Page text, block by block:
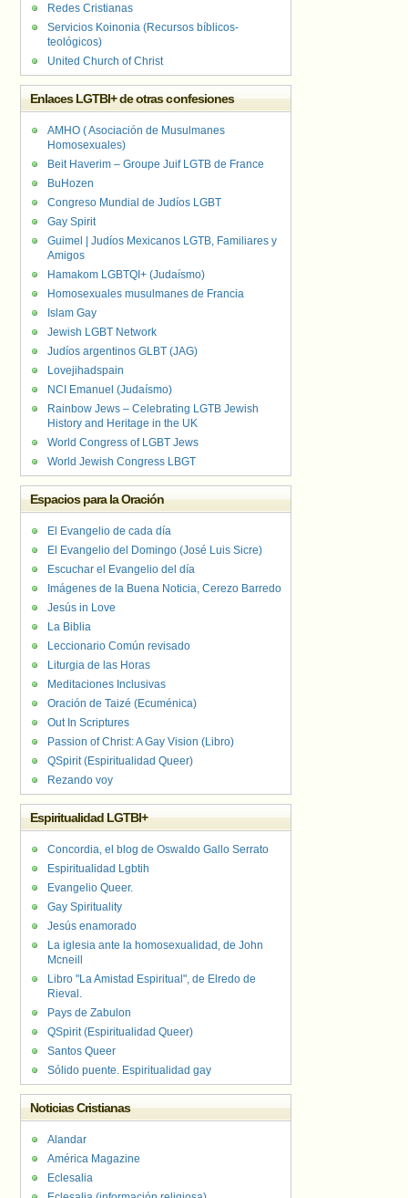
Redes Cristianas
Servicios Koinonia (Recursos bíblicos-
teológicos)
United Church of Christ
Enlaces LGTBI+ de otras confesiones
AMHO ( Asociación de Musulmanes
Homosexuales)
Beit Haverim – Groupe Juif LGTB de France
BuHozen
Congreso Mundial de Judíos LGBT
Gay Spirit
Guimel | Judíos Mexicanos LGTB, Familiares y
Amigos
Hamakom LGBTQI+ (Judaísmo)
Homosexuales musulmanes de Francia
Islam Gay
Jewish LGBT Network
Judíos argentinos GLBT (JAG)
Lovejihadspain
NCI Emanuel (Judaísmo)
Rainbow Jews – Celebrating LGTB Jewish
History and Heritage in the UK
World Congress of LGBT Jews
World Jewish Congress LBGT
Espacios para la Oración
El Evangelio de cada día
El Evangelio del Domingo (José Luis Sicre)
Escuchar el Evangelio del día
Imágenes de la Buena Noticia, Cerezo Barredo
Jesús in Love
La Biblia
Leccionario Común revisado
Liturgia de las Horas
Meditaciones Inclusivas
Oración de Taizé (Ecuménica)
Out In Scriptures
Passion of Christ: A Gay Vision (Libro)
QSpirit (Espiritualidad Queer)
Rezando voy
Espiritualidad LGTBI+
Concordia, el blog de Oswaldo Gallo Serrato
Espiritualidad Lgbtih
Evangelio Queer.
Gay Spirituality
Jesús enamorado
La iglesia ante la homosexualidad, de John
Mcneill
Libro "La Amistad Espiritual", de Elredo de
Rieval.
Pays de Zabulon
QSpirit (Espiritualidad Queer)
Santos Queer
Sólido puente. Espiritualidad gay
Noticias Cristianas
Alandar
América Magazine
Eclesalia